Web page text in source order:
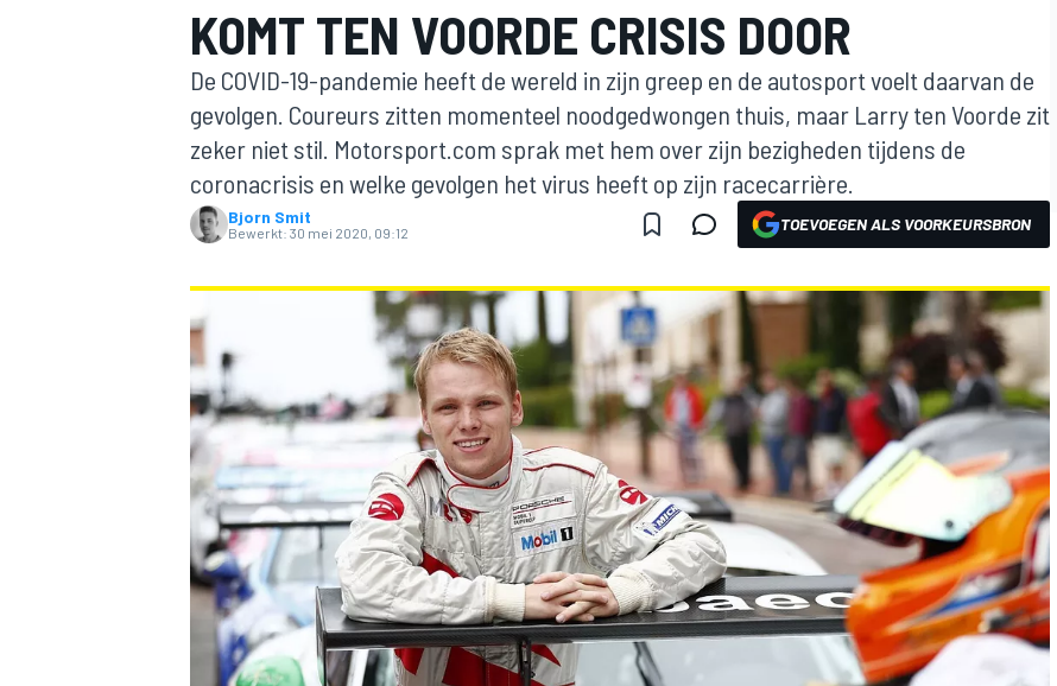
INDYCAR
KOMT TEN VOORDE CRISIS DOOR
De COVID-19-pandemie heeft de wereld in zijn greep en de autosport voelt daarvan de
gevolgen. Coureurs zitten momenteel noodgedwongen thuis, maar Larry ten Voorde zit
zeker niet stil. Motorsport.com sprak met hem over zijn bezigheden tijdens de
coronacrisis en welke gevolgen het virus heeft op zijn racecarrière.
Bjorn Smit
Bewerkt: 30 mei 2020, 09:12 TOEVOEGEN ALS VOORKEURSBRON